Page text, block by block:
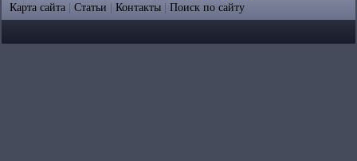
Карта сайта
Статьи Контакты Поиск по сайту